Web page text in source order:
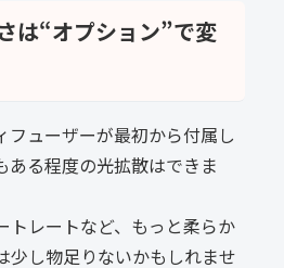
は“オプション”で変
フューザーが最初から付属し
ある程度の光拡散はできま
トレートなど、もっと柔らか
少し物足りないかもしれませ